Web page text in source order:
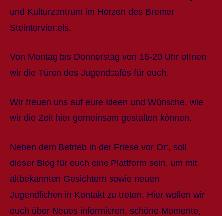
und Kulturzentrum im Herzen des Bremer
Steintorviertels.
Von Montag bis Donnerstag von 16-20 Uhr öffnen
wir die Türen des Jugendcafés für euch.
Wir freuen uns auf eure Ideen und Wünsche, wie
wir die Zeit hier gemeinsam gestalten können.
Neben dem Betrieb in der Friese vor Ort, soll
dieser Blog für euch eine Plattform sein, um mit
altbekannten Gesichtern sowie neuen
Jugendlichen in Kontakt zu treten. Hier wollen wir
euch über Neues informieren, schöne Momente,